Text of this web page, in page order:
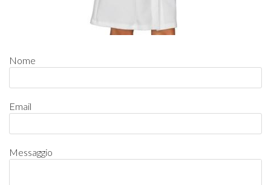
Nome
Email
Messaggio